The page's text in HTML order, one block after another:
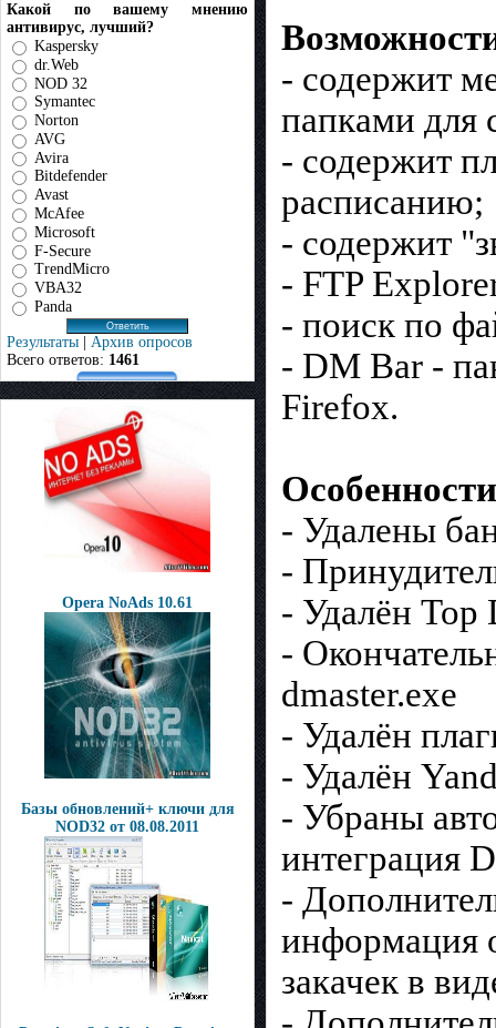
Какой по вашему мнению
антивирус, лучший?
Kaspersky
dr.Web
NOD 32
Symantec
Norton
AVG
Avira
Bitdefender
Avast
McAfee
Microsoft
F-Secure
TrendMicro
VBA32
Panda
Результаты | Архив опросов
Всего ответов: 1461
Opera NoAds 10.61
Базы обновлений+ ключи для
NOD32 от 08.08.2011
- содержит
папками для
- содержит
расписанию;
- содержит
- FTP
- поиск по
- DM Bar -
Firefox.
- Удалены
-
- Удалён
-
dmaster.exe
- Удалён
- Удалён
- Убраны
интеграция
-
информация
закачек в